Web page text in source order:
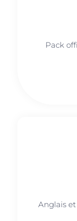
Pack
Anglais